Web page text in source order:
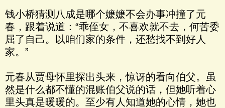
钱小桥猜测八成是哪个嬷嬷不会办事冲撞了元
春，跟着说道：“乖侄女，不喜欢就不去，何苦委
屈了自己。以咱们家的条件，还愁找不到好人
家。”
元春从贾母怀里探出头来，惊讶的看向伯父。虽
然是什么都不懂的混账伯父说的话，但她听着心
里头真是暖暖的。至少有人知道她的心情，她也